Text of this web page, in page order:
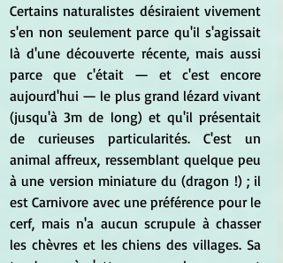
Certains naturalistes désiraient vivement
s'en non seulement parce qu'il s'agissait
là d'une découverte récente, mais aussi
parce que c'était — et c'est encore
aujourd'hui — le plus grand lézard vivant
(jusqu'à 3m de long) et qu'il présentait
de curieuses particularités. C'est un
animal affreux, ressemblant quelque peu
à une version miniature du (dragon !) ; il
est Carnivore avec une préférence pour le
cerf, mais n'a aucun scrupule à chasser
les chèvres et les chiens des villages. Sa